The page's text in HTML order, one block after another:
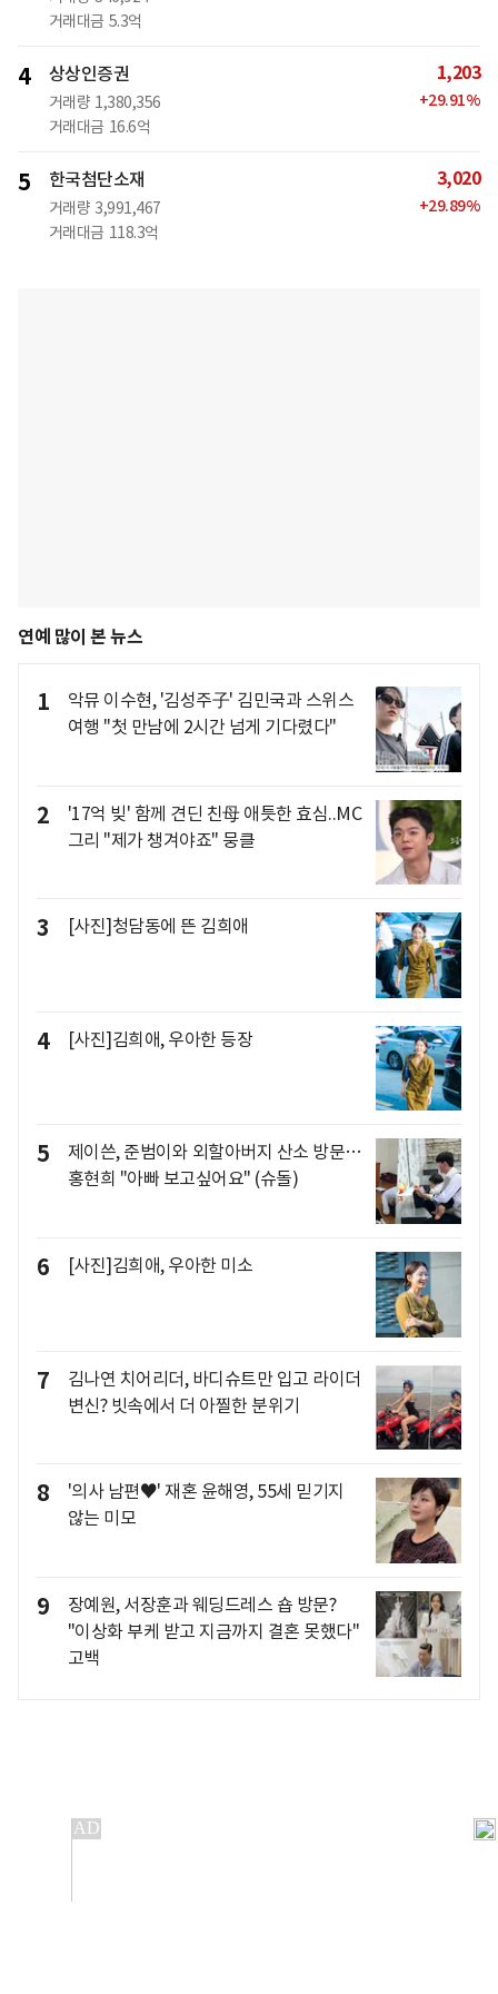
거래대금 5.3억
4 상상인증권
거래량 1,380,356
거래대금 16.6억
1,203
+29.91%
5 한국첨단소재
거래량 3,991,467
거래대금 118.3억
3,020
+29.89%
연예 많이 본 뉴스
1
악뮤 이수현, '김성주子' 김민국과 스위스
여행 "첫 만남에 2시간 넘게 기다렸다"
2
'17억 빚' 함께 견딘 친母 애틋한 효심..MC
그리 "제가 챙겨야죠" 뭉클
3 [사진]청담동에 뜬 김희애
4 [사진]김희애, 우아한 등장
5
제이쓴, 준범이와 외할아버지 산소 방문…
홍현희 "아빠 보고싶어요" (슈돌)
6 [사진]김희애, 우아한 미소
7
김나연 치어리더, 바디슈트만 입고 라이더
변신? 빗속에서 더 아찔한 분위기
8
'의사 남편♥' 재혼 윤해영, 55세 믿기지
않는 미모
9
장예원, 서장훈과 웨딩드레스 숍 방문?
"이상화 부케 받고 지금까지 결혼 못했다"
고백